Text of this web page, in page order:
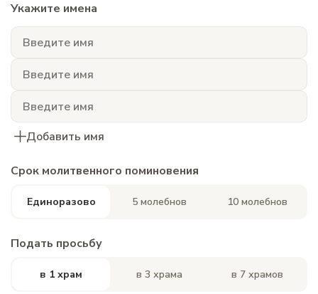
Укажите имена
Добавить имя
Срок молитвенного поминовения
Единоразово 5 молебнов 10 молебнов
Подать просьбу
в 1 храм в 3 храма в 7 храмов